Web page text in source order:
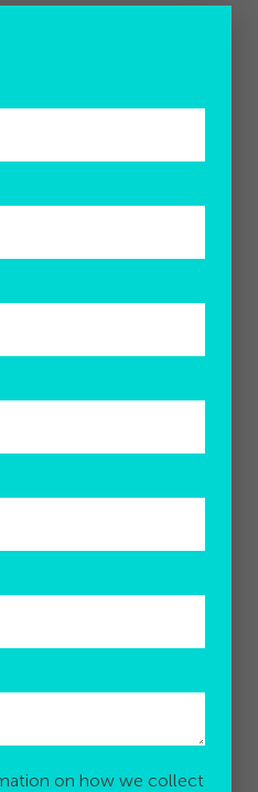
on how we collect